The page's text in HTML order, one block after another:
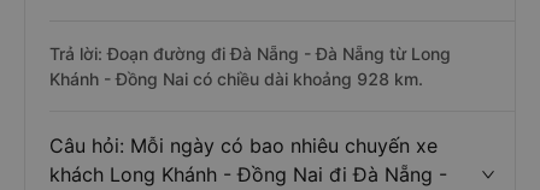
Trả lời: Đoạn đường đi Đà Nẵng - Đà Nẵng từ Long
Khánh - Đồng Nai có chiều dài khoảng 928 km.
Câu hỏi: Mỗi ngày có bao nhiêu chuyến xe
khách Long Khánh - Đồng Nai đi Đà Nẵng -